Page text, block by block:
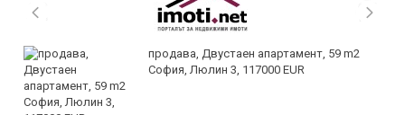
продава, Двустаен апартамент, 59 m2
София, Люлин 3, 117000 EUR